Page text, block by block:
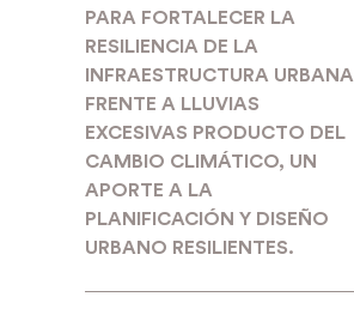
PARA FORTALECER LA
RESILIENCIA DE LA
INFRAESTRUCTURA URBANA
FRENTE A LLUVIAS
EXCESIVAS PRODUCTO DEL
CAMBIO CLIMÁTICO, UN
APORTE A LA
PLANIFICACIÓN Y DISEÑO
URBANO RESILIENTES.